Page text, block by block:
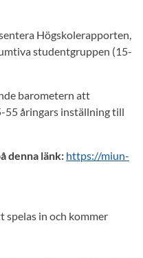
Högskolerapporten,
studentgruppen (15-
barometern att
55 åringars inställning till
denna länk: https://miun-
spelas in och kommer